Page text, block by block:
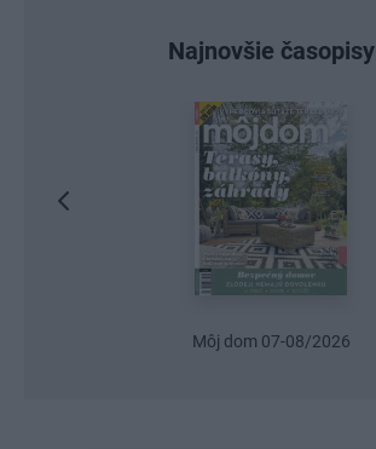
Najnovšie časopisy
Urob si sám 6/2026